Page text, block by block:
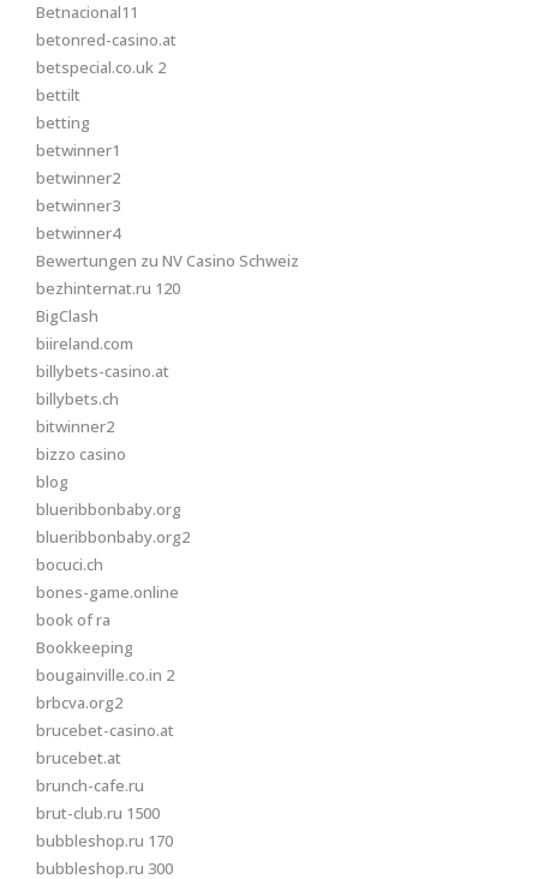
Betnacional11
betonred-casino.at
betspecial.co.uk 2
bettilt
betting
betwinner1
betwinner2
betwinner3
betwinner4
Bewertungen zu NV Casino Schweiz
bezhinternat.ru 120
BigClash
biireland.com
billybets-casino.at
billybets.ch
bitwinner2
bizzo casino
blog
blueribbonbaby.org
blueribbonbaby.org2
bocuci.ch
bones-game.online
book of ra
Bookkeeping
bougainville.co.in 2
brbcva.org2
brucebet-casino.at
brucebet.at
brunch-cafe.ru
brut-club.ru 1500
bubbleshop.ru 170
bubbleshop.ru 300